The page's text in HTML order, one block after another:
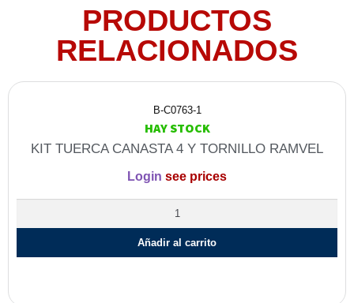
PRODUCTOS
RELACIONADOS
B-C0763-1
HAY STOCK
KIT TUERCA CANASTA 4 Y TORNILLO RAMVEL
Login see prices
Añadir al carrito